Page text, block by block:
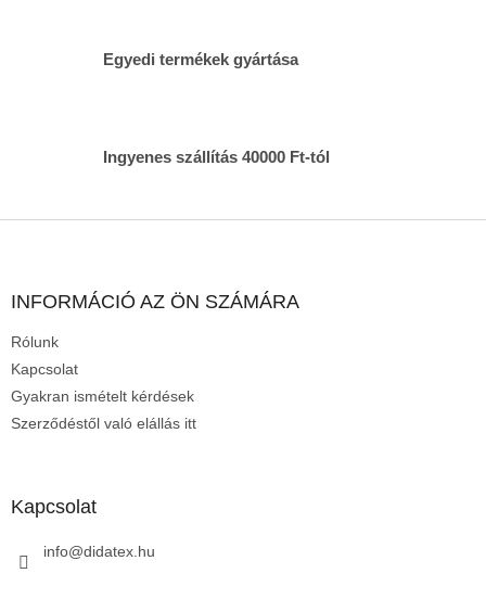
e
Egyedi termékek gyártása
Ingyenes szállítás 40000 Ft-tól
INFORMÁCIÓ AZ ÖN SZÁMÁRA
Rólunk
Kapcsolat
Gyakran ismételt kérdések
Szerződéstől való elállás itt
Kapcsolat
info@didatex.hu